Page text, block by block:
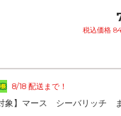
税込価格
8/18 配送まで！
対象】マース シーバリッチ